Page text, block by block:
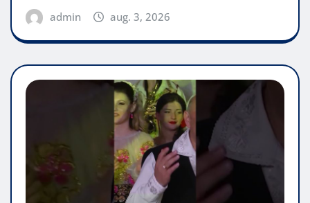
admin aug. 3, 2026